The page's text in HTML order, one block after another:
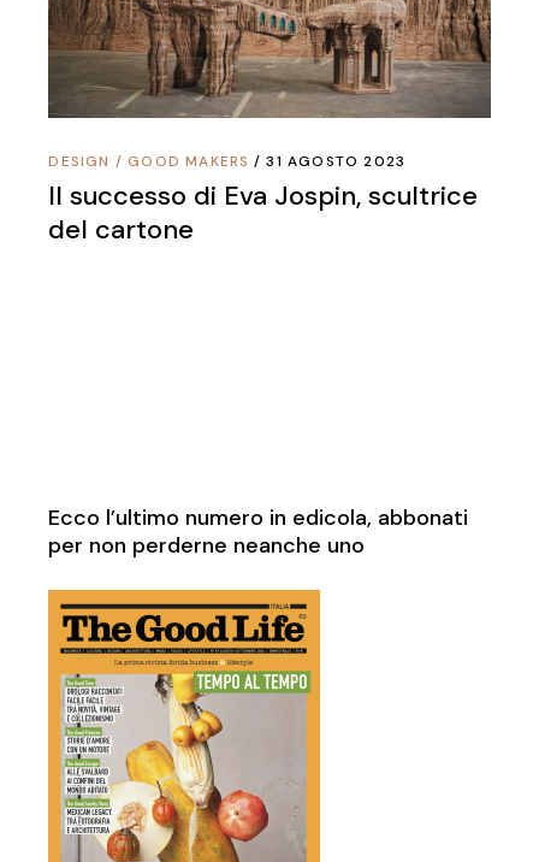
DESIGN /GOOD MAKERS 31 AGOSTO 2023
Il successo di Eva Jospin, scultrice
del cartone
Ecco l’ultimo numero in edicola, abbonati
per non perderne neanche uno